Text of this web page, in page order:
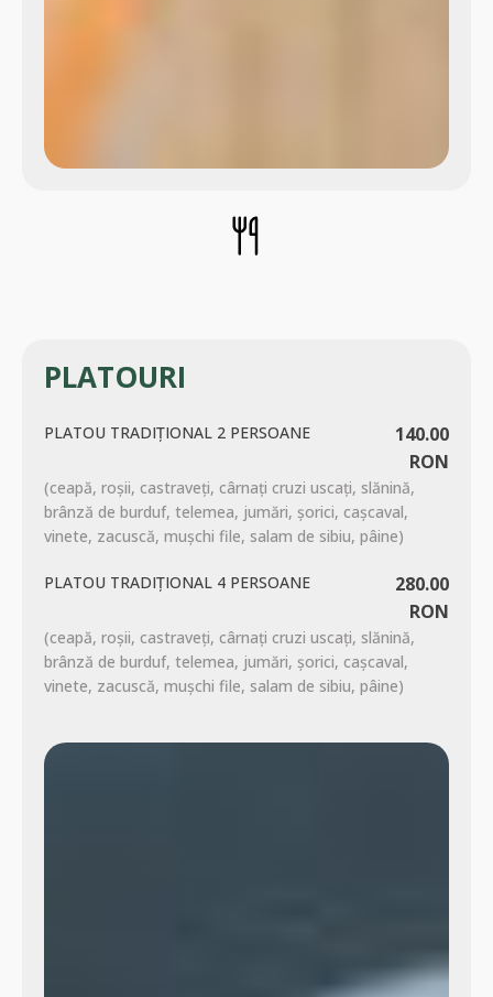
PLATOURI
PLATOU TRADIȚIONAL 2 PERSOANE
140.00
RON
(ceapă, roșii, castraveți, cârnați cruzi uscați, slănină,
brânză de burduf, telemea, jumări, șorici, cașcaval,
vinete, zacuscă, mușchi file, salam de sibiu, pâine)
PLATOU TRADIȚIONAL 4 PERSOANE
280.00
RON
(ceapă, roșii, castraveți, cârnați cruzi uscați, slănină,
brânză de burduf, telemea, jumări, șorici, cașcaval,
vinete, zacuscă, mușchi file, salam de sibiu, pâine)